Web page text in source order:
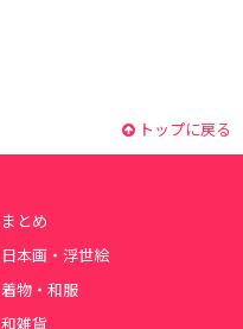
トップに戻る
まとめ
日本画・浮世絵
着物・和服
和雑貨